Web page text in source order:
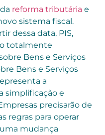
reforma tributária e
sistema fiscal.
dessa data, PIS,
totalmente
Bens e Serviços
Bens e Serviços
a
simplificação e
precisarão de
regras para operar
mudança